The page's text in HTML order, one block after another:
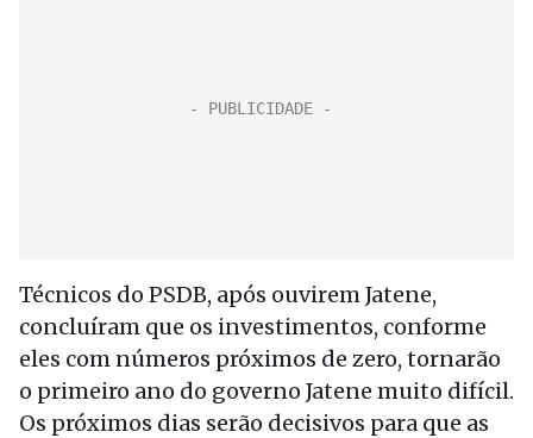
Técnicos do PSDB, após ouvirem Jatene,
concluíram que os investimentos, conforme
eles com números próximos de zero, tornarão
o primeiro ano do governo Jatene muito difícil.
Os próximos dias serão decisivos para que as